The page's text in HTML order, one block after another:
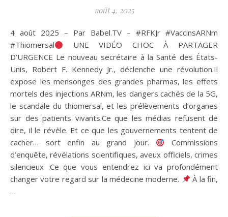
août 4, 2025
4 août 2025 – Par Babel.TV – #RFKJr #VaccinsARNm
#Thiomersal
UNE VIDÉO CHOC À PARTAGER
D’URGENCE Le nouveau secrétaire à la Santé des États-
Unis, Robert F. Kennedy Jr., déclenche une révolution.Il
expose les mensonges des grandes pharmas, les effets
mortels des injections ARNm, les dangers cachés de la 5G,
le scandale du thiomersal, et les prélèvements d’organes
sur des patients vivants.Ce que les médias refusent de
dire, il le révèle. Et ce que les gouvernements tentent de
cacher… sort enfin au grand jour.
Commissions
d’enquête, révélations scientifiques, aveux officiels, crimes
silencieux :Ce que vous entendrez ici va profondément
changer votre regard sur la médecine moderne.
À la fin,
…